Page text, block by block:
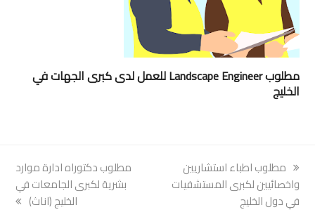
مطلوب Landscape Engineer للعمل لدى كبرى الجهات في
الخليج
previous
post:
مطلوب اطباء استشاريين
واخصائيين لكبرى المستشفيات
في دول الخليج
next
post:
مطلوب دكتوراه ادارة موارد
بشرية لكبرى الجامعات في
الخليج (اناث)